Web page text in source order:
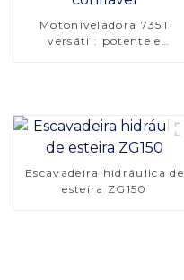
Motoniveladora 735T
versátil: potente e
Escavadeira hidráulica de
esteira ZG150